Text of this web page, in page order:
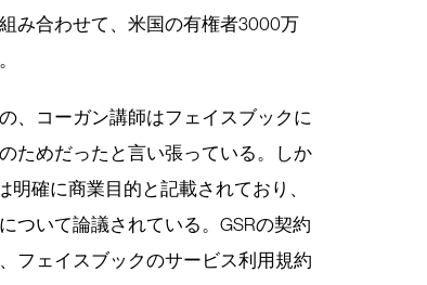
み合わせて、米国の有権者3000万
、コーガン講師はフェイスブックに
ためだったと言い張っている。しか
明確に商業目的と記載されており、
ついて論議されている。GSRの契約
フェイスブックのサービス利用規約